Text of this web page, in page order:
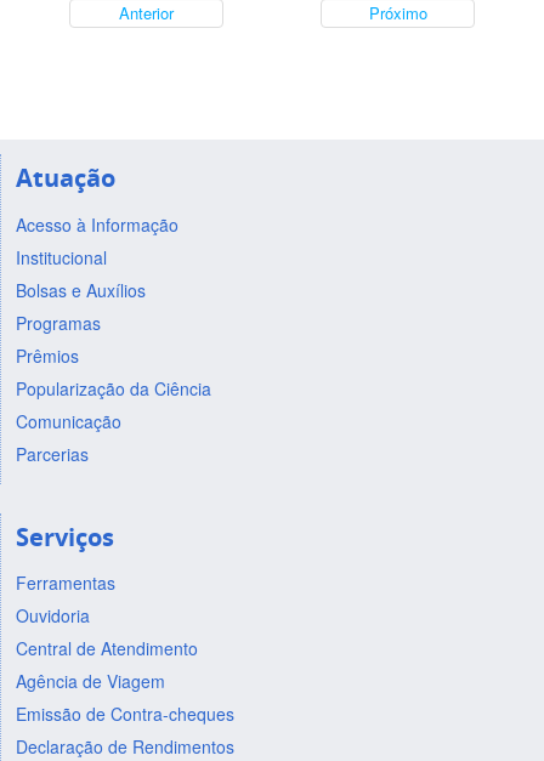
Anterior Próximo
Atuação
Acesso à Informação
Institucional
Bolsas e Auxílios
Programas
Prêmios
Popularização da Ciência
Comunicação
Parcerias
Serviços
Ferramentas
Ouvidoria
Central de Atendimento
Agência de Viagem
Emissão de Contra-cheques
Declaração de Rendimentos